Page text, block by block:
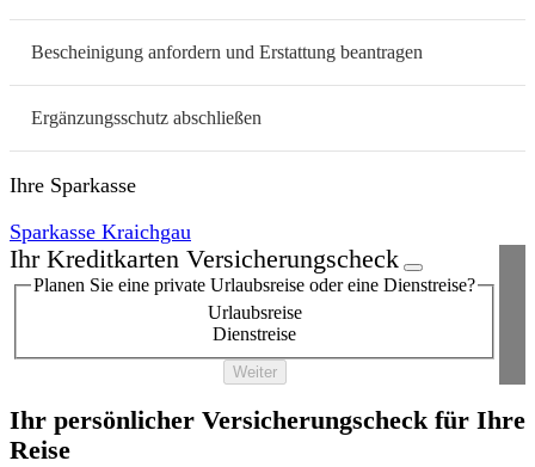
Bescheinigung anfordern und Erstattung beantragen
Ergänzungsschutz abschließen
Ihre Sparkasse
Sparkasse Kraichgau
Ihr Kreditkarten Versicherungscheck
Planen Sie eine private Urlaubsreise oder eine Dienstreise?
Urlaubsreise
Dienstreise
Weiter
Ihr persönlicher Versicherungscheck für Ihre
Reise